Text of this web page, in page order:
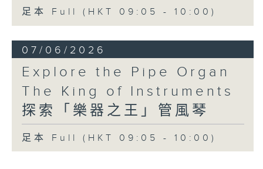
足本 Full (HKT 09:05 - 10:00)
07/06/2026
Explore the Pipe Organ
The King of Instruments
探索「樂器之王」管風琴
足本 Full (HKT 09:05 - 10:00)